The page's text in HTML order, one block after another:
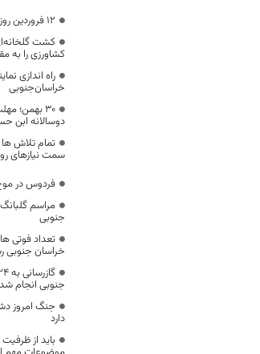
۱۲ فروردین روز تجلی حضور مردم ایران است
کشت
کشاورزی را به
راه اندازی
خراسان‌جنوبی
۳۰ بهمن؛
دوسالانه ابن
تمام تلاش
سمت نیازهای
فردوس در موج اول
مراسم گلبانگ
جنوبی
خراسان جنوبی
جنوبی انجام شد
جنگ امروز
دارد
باید از